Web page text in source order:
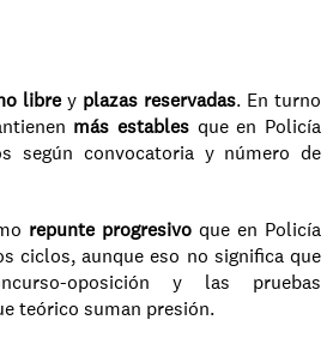
libre y plazas reservadas. En turno
más estables que en Policía
según convocatoria y número de
repunte progresivo que en Policía
ciclos, aunque eso no significa que
oposición y las pruebas
teórico suman presión.